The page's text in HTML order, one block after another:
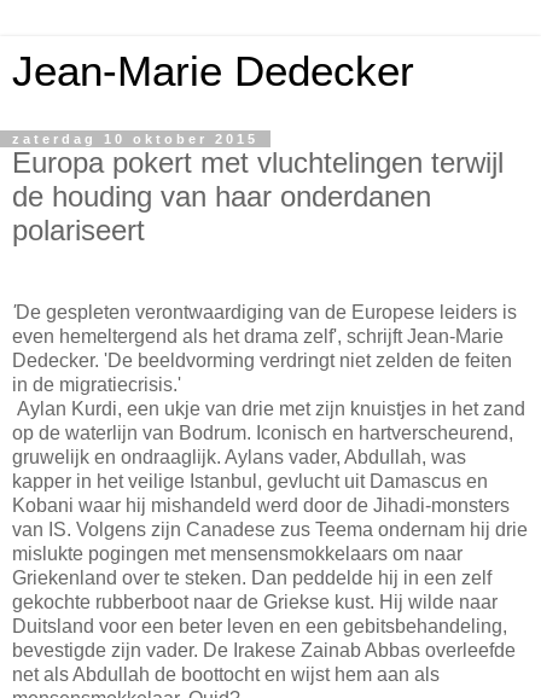
Jean-Marie Dedecker
zaterdag 10 oktober 2015
Europa pokert met vluchtelingen terwijl
de houding van haar onderdanen
polariseert
'De gespleten verontwaardiging van de Europese leiders is
even hemeltergend als het drama zelf', schrijft Jean-Marie
Dedecker. 'De beeldvorming verdringt niet zelden de feiten
in de migratiecrisis.'
Aylan Kurdi, een ukje van drie met zijn knuistjes in het zand
op de waterlijn van Bodrum. Iconisch en hartverscheurend,
gruwelijk en ondraaglijk. Aylans vader, Abdullah, was
kapper in het veilige Istanbul, gevlucht uit Damascus en
Kobani waar hij mishandeld werd door de Jihadi-monsters
van IS. Volgens zijn Canadese zus Teema ondernam hij drie
mislukte pogingen met mensensmokkelaars om naar
Griekenland over te steken. Dan peddelde hij in een zelf
gekochte rubberboot naar de Griekse kust. Hij wilde naar
Duitsland voor een beter leven en een gebitsbehandeling,
bevestigde zijn vader. De Irakese Zainab Abbas overleefde
net als Abdullah de boottocht en wijst hem aan als